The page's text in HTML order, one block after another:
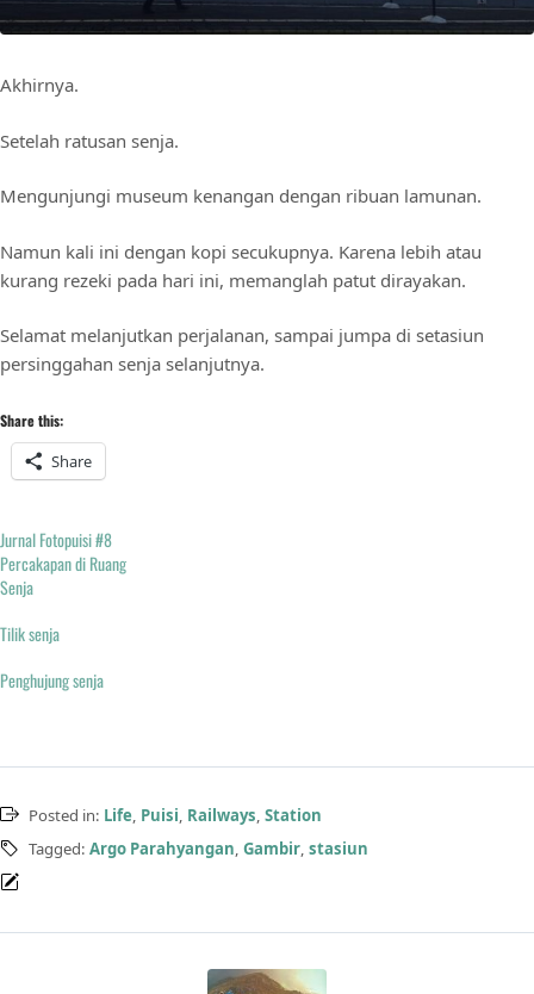
Akhirnya.
Setelah ratusan senja.
Mengunjungi museum kenangan dengan ribuan lamunan.
Namun kali ini dengan kopi secukupnya. Karena lebih atau
kurang rezeki pada hari ini, memanglah patut dirayakan.
Selamat melanjutkan perjalanan, sampai jumpa di setasiun
persinggahan senja selanjutnya.
Share this:
Share
Jurnal Fotopuisi #8
Percakapan di Ruang
Senja
Tilik senja
Penghujung senja
Posted in: Life, Puisi, Railways, Station
Tagged: Argo Parahyangan, Gambir, stasiun